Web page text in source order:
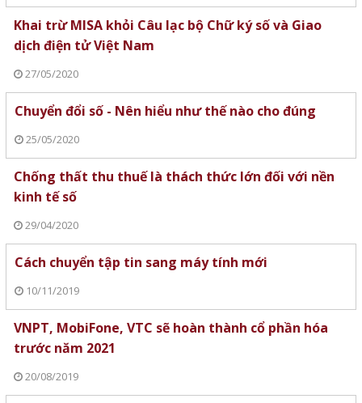
Khai trừ MISA khỏi Câu lạc bộ Chữ ký số và Giao
dịch điện tử Việt Nam
27/05/2020
Chuyển đổi số - Nên hiểu như thế nào cho đúng
25/05/2020
Chống thất thu thuế là thách thức lớn đối với nền
kinh tế số
29/04/2020
Cách chuyển tập tin sang máy tính mới
10/11/2019
VNPT, MobiFone, VTC sẽ hoàn thành cổ phần hóa
trước năm 2021
20/08/2019